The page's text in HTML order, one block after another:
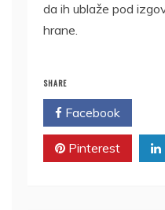
da ih ublaže pod
hrane.
SHARE
Facebook
Pinterest